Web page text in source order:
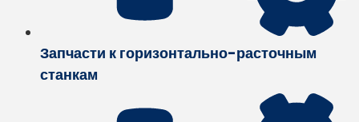
Запчасти к горизонтально-расточным
станкам